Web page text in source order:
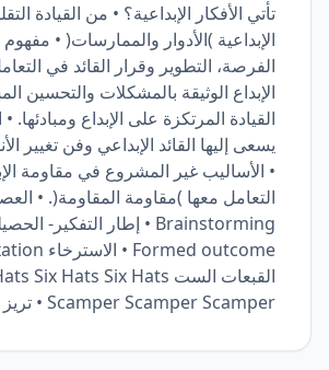
تأتي الأفكار الإبداعية؟ • من القيادة
الإبداعية )الأدوار والممارسات( •
الفرصة، التطوير وقرار القائد في
الإبداع الوثيقة بالمشكلات والتحسين
القيادة المرتكزة على الإبداع ومبادئها. •
يسعى إليها القائد الإبداعي وفن تغيير
• الأساليب غير المشروع في مقاومة
التعامل معها )مقاومة المقاومة(. •
Scamper Scamper Scamper • تريز Traiz Traiz